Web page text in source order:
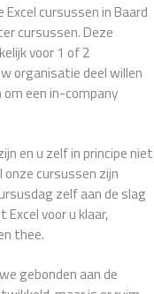
cursussen in Baard
cursussen. Deze
voor 1 of 2
organisatie deel willen
een in-company
en u zelf in principe niet
cursussen zijn
zelf aan de slag
voor u klaar,
thee.
gebonden aan de